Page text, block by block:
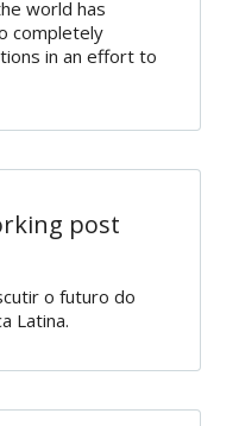
world has
completely
in an effort to
post
o futuro do
Latina.